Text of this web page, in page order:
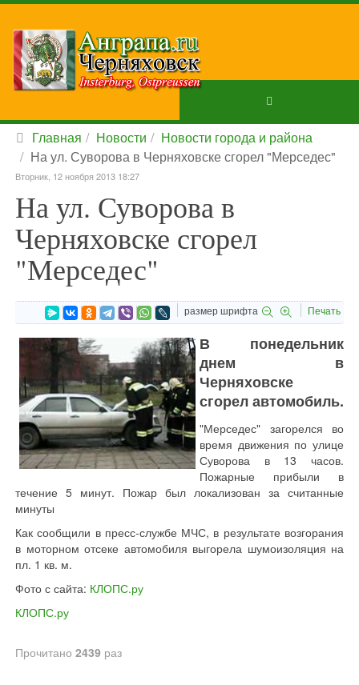
Главная Новости
Новости города и района
На ул. Суворова в Черняховске сгорел "Мерседес"
Вторник, 12 ноября 2013 18:27
На ул. Суворова в
Черняховске сгорел
"Мерседес"
размер шрифта Печать
В понедельник
днем в
Черняховске
сгорел автомобиль.
"Мерседес" загорелся во
время движения по улице
Суворова в 13 часов.
Пожарные прибыли в
течение 5 минут. Пожар был локализован за считанные
минуты
Как сообщили в пресс-службе МЧС, в результате возгорания
в моторном отсеке автомобиля выгорела шумоизоляция на
пл. 1 кв. м.
Фото с сайта: КЛОПС.ру
КЛОПС.ру
Прочитано 2439 раз